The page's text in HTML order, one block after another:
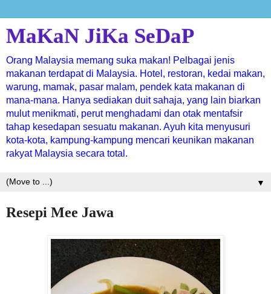
MaKaN JiKa SeDaP
Orang Malaysia memang suka makan! Pelbagai jenis
makanan terdapat di Malaysia. Hotel, restoran, kedai makan,
warung, mamak, pasar malam, pendek kata makanan di
mana-mana. Hanya sediakan duit sahaja, yang lain biarkan
mulut menikmati, perut menghadami dan otak mentafsir
tahap kesedapan sesuatu makanan. Ayuh kita menyusuri
kota-kota, kampung-kampung mencari keunikan makanan
rakyat Malaysia secara total.
▼
Resepi Mee Jawa